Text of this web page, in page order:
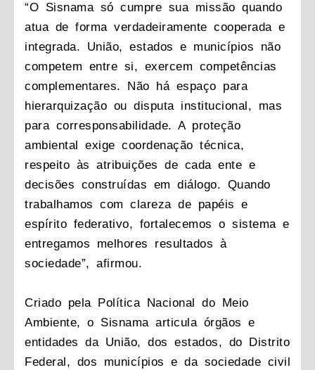
“O Sisnama só cumpre sua missão quando
atua de forma verdadeiramente cooperada e
integrada. União, estados e municípios não
competem entre si, exercem competências
complementares. Não há espaço para
hierarquização ou disputa institucional, mas
para corresponsabilidade. A proteção
ambiental exige coordenação técnica,
respeito às atribuições de cada ente e
decisões construídas em diálogo. Quando
trabalhamos com clareza de papéis e
espírito federativo, fortalecemos o sistema e
entregamos melhores resultados à
sociedade”, afirmou.
Criado pela Política Nacional do Meio
Ambiente, o Sisnama articula órgãos e
entidades da União, dos estados, do Distrito
Federal, dos municípios e da sociedade civil